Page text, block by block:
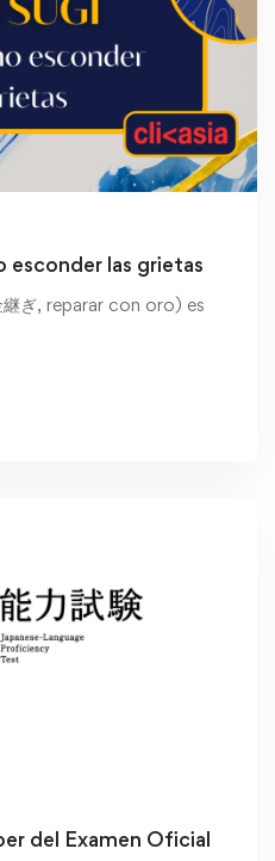
esconder las grietas
ぎ, reparar con oro) es
del Examen Oficial